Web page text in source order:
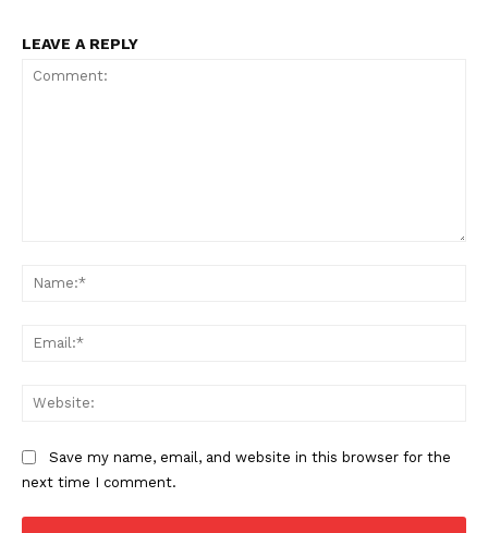
LEAVE A REPLY
Save my name, email, and website in this browser for the
next time I comment.